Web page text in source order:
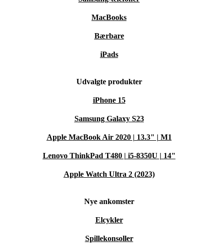
MacBooks
Bærbare
iPads
Udvalgte produkter
iPhone 15
Samsung Galaxy S23
Apple MacBook Air 2020 | 13.3" | M1
Lenovo ThinkPad T480 | i5-8350U | 14"
Apple Watch Ultra 2 (2023)
Nye ankomster
Elcykler
Spillekonsoller